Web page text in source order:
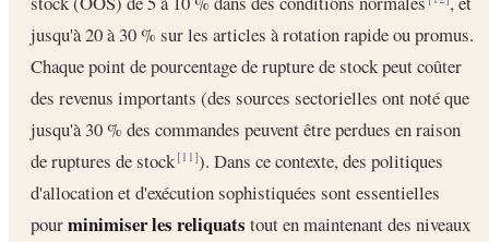
jusqu'à 20 à 30 % sur les articles à rotation rapide ou promus.
Chaque point de pourcentage de rupture de stock peut coûter
des revenus importants (des sources sectorielles ont noté que
jusqu'à 30 % des commandes peuvent être perdues en raison
de ruptures de stock[11]). Dans ce contexte, des politiques
d'allocation et d'exécution sophistiquées sont essentielles
pourminimiser les reliquats tout en maintenant des niveaux